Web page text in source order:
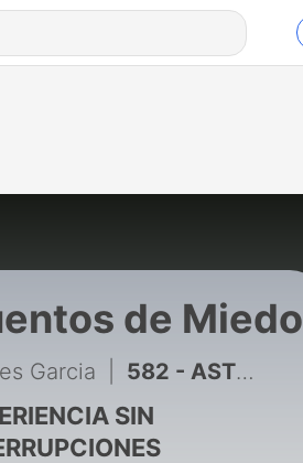
de Miedo
Garcia 582 - ASTRONAUTA de la NASA Revela: Lo Que REALMENTE Ocurrió en el Apollo 01
SIN